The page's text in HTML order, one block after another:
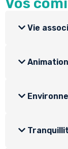
Vie